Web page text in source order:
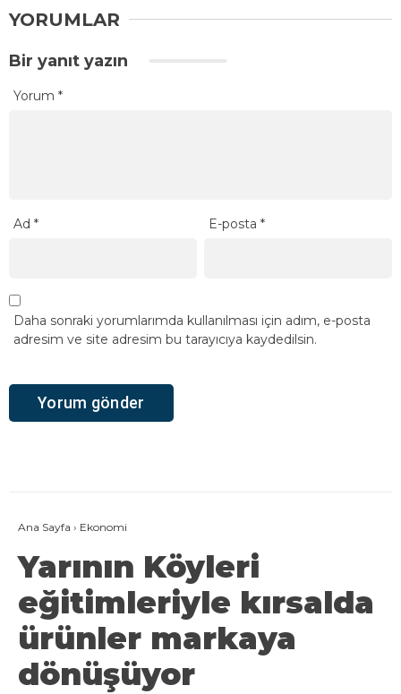
YORUMLAR
Bir yanıt yazın
Yorum *
Ad * E-posta*
Daha sonraki yorumlarımda kullanılması için adım, e-posta
adresim ve site adresim bu tarayıcıya kaydedilsin.
Ana Sayfa › Ekonomi
Yarının Köyleri
eğitimleriyle kırsalda
ürünler markaya
dönüşüyor